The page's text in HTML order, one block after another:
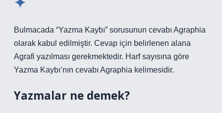
Bulmacada “Yazma Kaybı” sorusunun cevabı Agraphia
olarak kabul edilmiştir. Cevap için belirlenen alana
Agrafi yazılması gerekmektedir. Harf sayısına göre
Yazma Kaybı’nın cevabı Agraphia kelimesidir.
Yazmalar ne demek?